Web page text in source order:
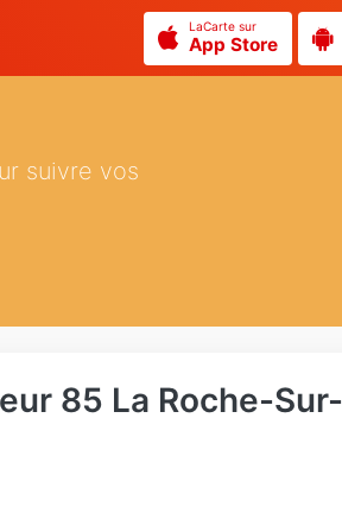
LaCarte sur
App Store
suivre vos
85 La Roche-Sur-